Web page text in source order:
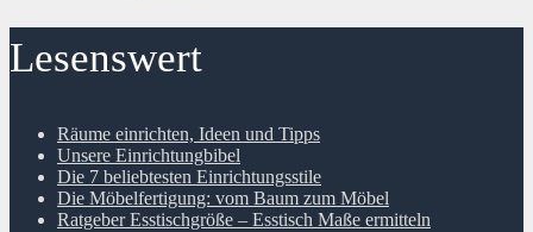
Lesenswert
Räume einrichten, Ideen und Tipps
Unsere Einrichtungbibel
Die 7 beliebtesten Einrichtungsstile
Die Möbelfertigung: vom Baum zum Möbel
Ratgeber Esstischgröße – Esstisch Maße ermitteln